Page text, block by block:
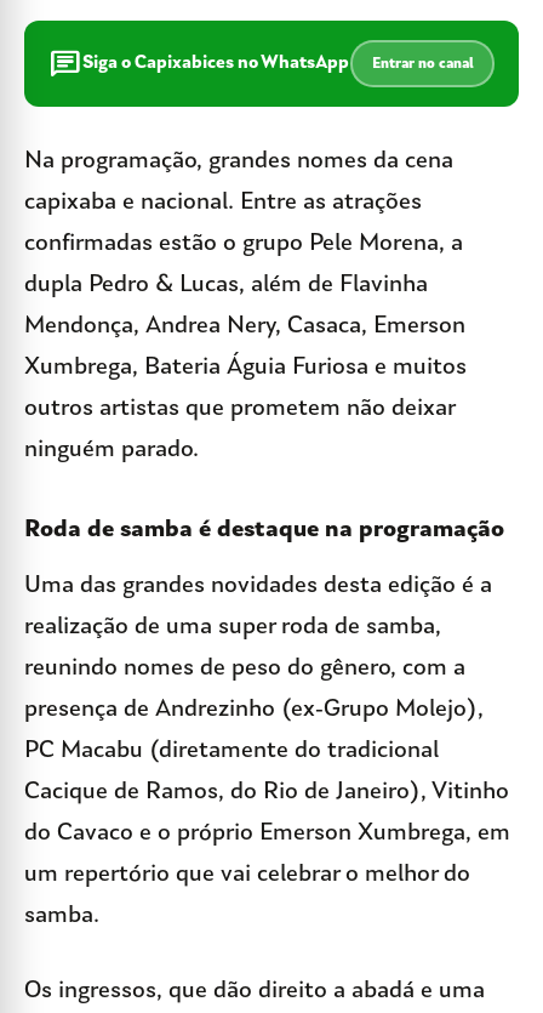
chatSiga o Capixabices no WhatsApp Entrar no canal
Na programação, grandes nomes da cena
capixaba e nacional. Entre as atrações
confirmadas estão o grupo Pele Morena, a
dupla Pedro & Lucas, além de Flavinha
Mendonça, Andrea Nery, Casaca, Emerson
Xumbrega, Bateria Águia Furiosa e muitos
outros artistas que prometem não deixar
ninguém parado.
Roda de samba é destaque na programação
Uma das grandes novidades desta edição é a
realização de uma super roda de samba,
reunindo nomes de peso do gênero, com a
presença de Andrezinho (ex-Grupo Molejo),
PC Macabu (diretamente do tradicional
Cacique de Ramos, do Rio de Janeiro), Vitinho
do Cavaco e o próprio Emerson Xumbrega, em
um repertório que vai celebrar o melhor do
samba.
Os ingressos, que dão direito a abadá e uma